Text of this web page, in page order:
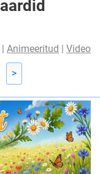
| Animeeritud | Video
>